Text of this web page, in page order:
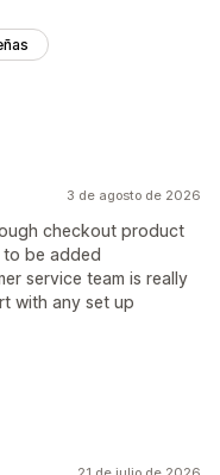
3 de agosto de 2026
checkout product
to be added
service team is really
with any set up